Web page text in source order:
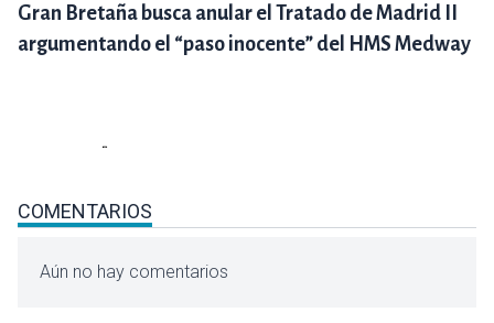
Gran Bretaña busca anular el Tratado de Madrid II
argumentando el “paso inocente” del HMS Medway
COMENTARIOS
Aún no hay comentarios